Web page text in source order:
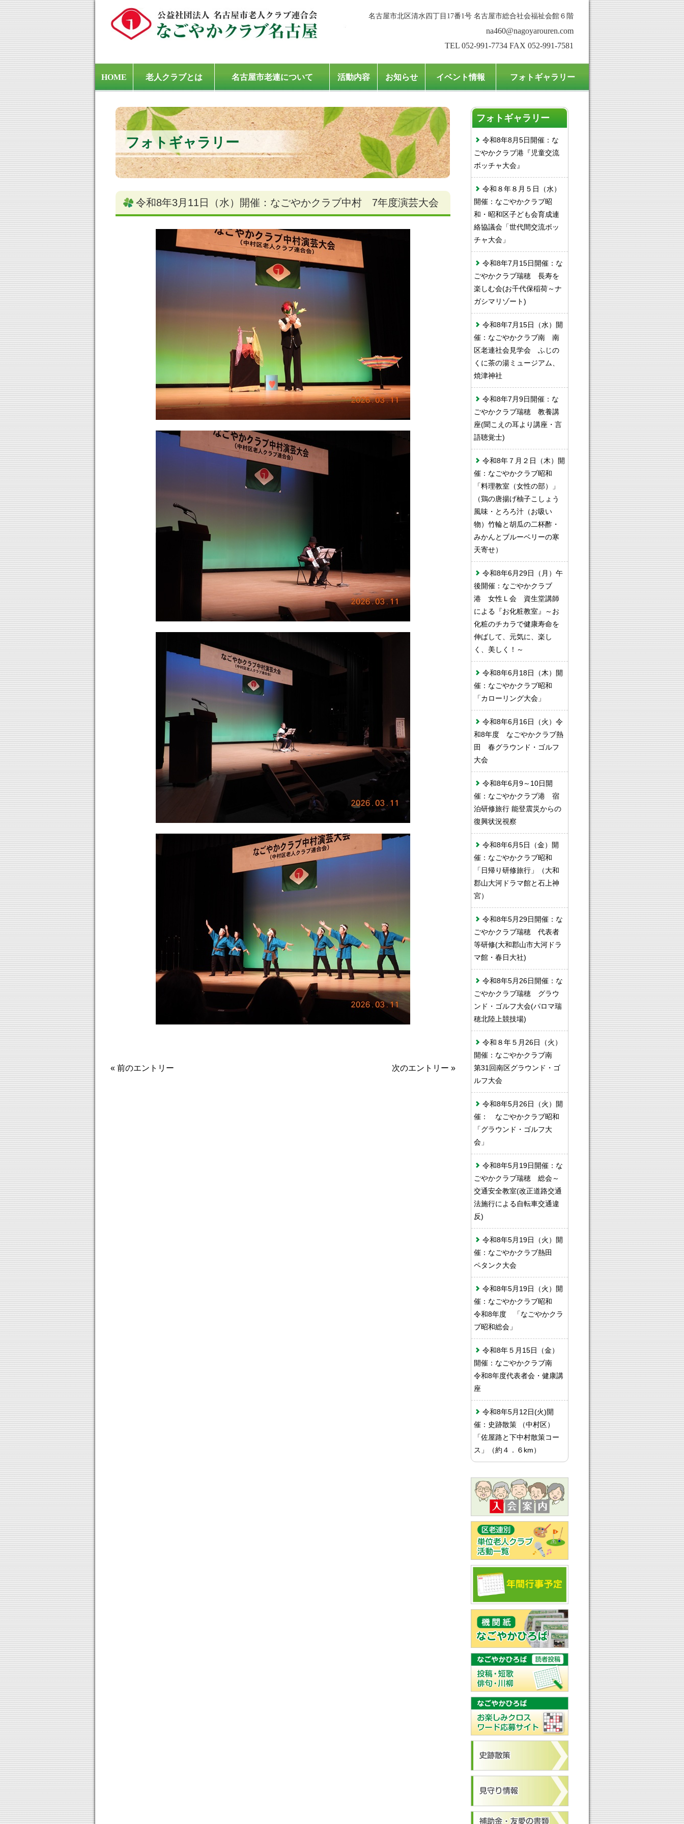
名古屋市北区清水四丁目17番1号 名古屋市総合社会福祉会館６階
na460@nagoyarouren.com
TEL 052-991-7734 FAX 052-991-7581
HOME 老人クラブとは 名古屋市老連について 活動内容 お知らせ イベント情報 フォトギャラリー
フォトギャラリー
令和8年3月11日（水）開催：なごやかクラブ中村 7年度演芸大会
« 前のエントリー 次のエントリー »
フォトギャラリー
令和8年8月5日開催：な
ごやかクラブ港『児童交流
ボッチャ大会』
令和８年８月５日（水）
開催：なごやかクラブ昭
和・昭和区子ども会育成連
絡協議会「世代間交流ボッ
チャ大会」
令和8年7月15日開催：な
ごやかクラブ瑞穂 長寿を
楽しむ会(お千代保稲荷～ナ
ガシマリゾート)
令和8年7月15日（水）開
催：なごやかクラブ南 南
区老連社会見学会 ふじの
くに茶の湯ミュージアム、
焼津神社
令和8年7月9日開催：な
ごやかクラブ瑞穂 教養講
座(聞こえの耳より講座・言
語聴覚士)
令和8年７月２日（木）開
催：なごやかクラブ昭和
「料理教室（女性の部）」
（鶏の唐揚げ柚子こしょう
風味・とろろ汁（お吸い
物）竹輪と胡瓜の二杯酢・
みかんとブルーベリーの寒
天寄せ）
令和8年6月29日（月）午
後開催：なごやかクラブ
港 女性Ｌ会 資生堂講師
による『お化粧教室』～お
化粧のチカラで健康寿命を
伸ばして、元気に、楽し
く、美しく！～
令和8年6月18日（木）開
催：なごやかクラブ昭和
「カローリング大会」
令和8年6月16日（火）令
和8年度 なごやかクラブ熱
田 春グラウンド・ゴルフ
大会
令和8年6月9～10日開
催：なごやかクラブ港 宿
泊研修旅行 能登震災からの
復興状況視察
令和8年6月5日（金）開
催：なごやかクラブ昭和
「日帰り研修旅行」（大和
郡山大河ドラマ館と石上神
宮）
令和8年5月29日開催：な
ごやかクラブ瑞穂 代表者
等研修(大和郡山市大河ドラ
マ館・春日大社)
令和8年5月26日開催：な
ごやかクラブ瑞穂 グラウ
ンド・ゴルフ大会(パロマ瑞
穂北陸上競技場)
令和８年５月26日（火）
開催：なごやかクラブ南
第31回南区グラウンド・ゴ
ルフ大会
令和8年5月26日（火）開
催： なごやかクラブ昭和
「グラウンド・ゴルフ大
会」
令和8年5月19日開催：な
ごやかクラブ瑞穂 総会～
交通安全教室(改正道路交通
法施行による自転車交通違
反)
令和8年5月19日（火）開
催：なごやかクラブ熱田
ペタンク大会
令和8年5月19日（火）開
催：なごやかクラブ昭和
令和8年度 「なごやかクラ
ブ昭和総会」
令和8年５月15日（金）
開催：なごやかクラブ南
令和8年度代表者会・健康講
座
令和8年5月12日(火)開
催：史跡散策 （中村区）
「佐屋路と下中村散策コー
ス」（約４．６km）